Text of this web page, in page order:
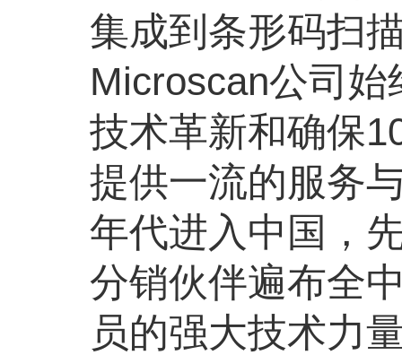
集成到条形码扫
Microscan公司
技术革新和确保
提供一流的服务
年代进入中国，
分销伙伴遍布全
员的强大技术力